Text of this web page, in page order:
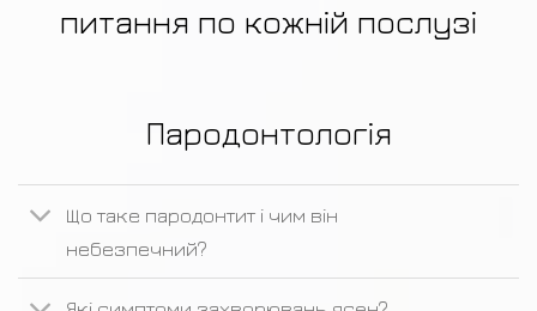
питання по кожній послузі
Пародонтологія
Що таке пародонтит і чим він
небезпечний?